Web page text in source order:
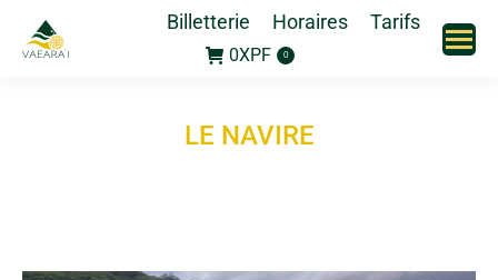
Billetterie Horaires Tarifs
0XPF 0
LE NAVIRE